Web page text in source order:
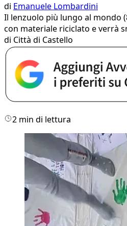
di Emanuele Lombardini
Il lenzuolo più lungo al mondo
con materiale riciclato e verrà
di Città di Castello
2 min di lettura